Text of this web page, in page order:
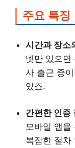
주요 특징
시간과 장소
넷만 있으면
사 출근 중
있죠.
간편한 인증
모바일 앱을
복잡한 절차